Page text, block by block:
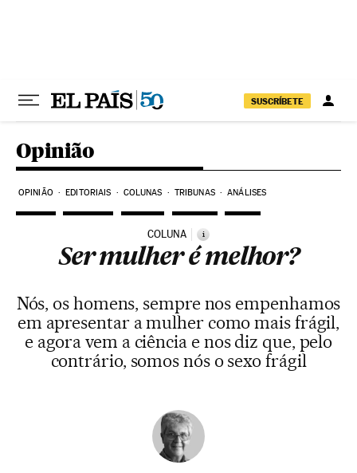
SUSCRÍBETE
Opinião
OPINIÃO EDITORIAIS COLUNAS TRIBUNAS ANÁLISES
COLUNA i
Ser mulher é melhor?
Nós, os homens, sempre nos empenhamos
em apresentar a mulher como mais frágil,
e agora vem a ciência e nos diz que, pelo
contrário, somos nós o sexo frágil